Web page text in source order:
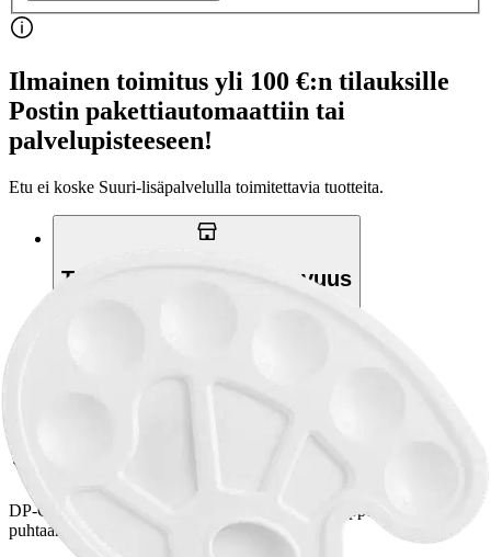
Ilmainen toimitus yli 100 €:n tilauksille
Postin pakettiautomaattiin tai
palvelupisteeseen!
Etu ei koske Suuri‑lisäpalvelulla toimitettavia tuotteita.
Tarkista myymäläsaatavuus
DP-Craft muovipaletti värien sekoittamiseen. Helppo pitää
puhtaana. 10 osainen, paletin halkaisija 22,5 cm.